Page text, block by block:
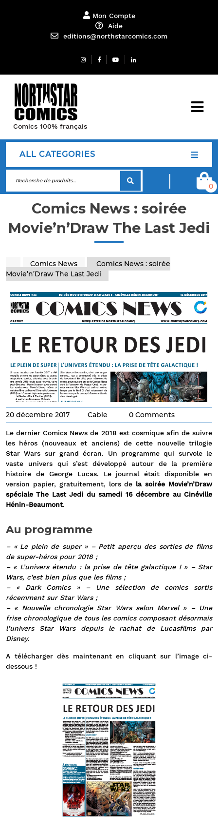
Mon Compte
Aide
editions@northstarcomics.com
Comics 100% français
ALL CATEGORIES
0
Comics News : soirée
Movie’n’Draw The Last Jedi
Comics News
Comics News : soirée
Movie’n’Draw The Last Jedi
20 décembre 2017 Cable 0 Comments
Le dernier Comics News de 2018 est cosmique afin de suivre
les héros (nouveaux et anciens) de cette nouvelle trilogie
Star Wars sur grand écran. Un programme qui survole le
vaste univers qui s’est développé autour de la première
histoire de George Lucas. Le journal était disponible en
version papier, gratuitement, lors de la soirée Movie’n’Draw
spéciale The Last Jedi du samedi 16 décembre au Cinéville
Hénin-Beaumont.
Au programme
– « Le plein de super » – Petit aperçu des sorties de films
de super-héros pour 2018 ;
– « L’univers étendu : la prise de tête galactique ! » – Star
Wars, c’est bien plus que les films ;
– « Dark Comics » – Une sélection de comics sortis
récemment sur Star Wars ;
– « Nouvelle chronologie Star Wars selon Marvel » – Une
frise chronologique de tous les comics composant désormais
l’univers Star Wars depuis le rachat de Lucasfilms par
Disney.
A télécharger dès maintenant en cliquant sur l’image ci-
dessous !